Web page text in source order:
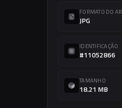
FORMATO DO
JPG
IDENTIFICAÇÃO
#11052866
TAMANHO
18.21 MB